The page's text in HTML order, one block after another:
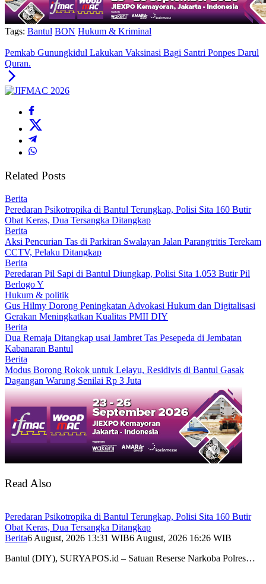
Tags: Bantul BON Hukum & Kriminal
Pemkab Gunungkidul Lakukan Vaksinasi Bagi Santri Ponpes Darul
Quran.
Related Posts
Berita
Peredaran Psikotropika di Bantul Terungkap, Polisi Sita 160 Butir
Obat Keras, Dua Tersangka Ditangkap
Berita
Aksi Pencurian Tas di Parkiran Swalayan Jalan Parangtritis Terekam
CCTV, Pelaku Ditangkap
Berita
Peredaran Pil Sapi di Bantul Diungkap, Polisi Sita 1.053 Butir Pil
Berlogo Y
Hukum & politik
Gus Hilmy Dorong Peningkatan Advokasi Hukum dan Digitalisasi
Gerakan Meningkatkan Kualitas PMII DIY
Berita
Dua Remaja Ditangkap usai Jambret Tas Pesepeda di Jembatan
Kabanaran Bantul
Berita
Modus Borong Rokok untuk Lelayu, Residivis di Bantul Gasak
Dagangan Warung Senilai Rp 3 Juta
Read Also
Peredaran Psikotropika di Bantul Terungkap, Polisi Sita 160 Butir
Obat Keras, Dua Tersangka Ditangkap
Berita6 August, 2026 13:31 WIB6 August, 2026 16:26 WIB
Bantul (DIY), SURYAPOS.id – Satuan Reserse Narkoba Polres…